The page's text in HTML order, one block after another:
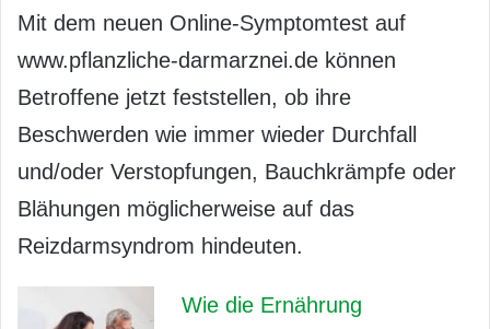
Mit dem neuen Online-Symptomtest auf
www.pflanzliche-darmarznei.de können
Betroffene jetzt feststellen, ob ihre
Beschwerden wie immer wieder Durchfall
und/oder Verstopfungen, Bauchkrämpfe oder
Blähungen möglicherweise auf das
Reizdarmsyndrom hindeuten.
Wie die Ernährung